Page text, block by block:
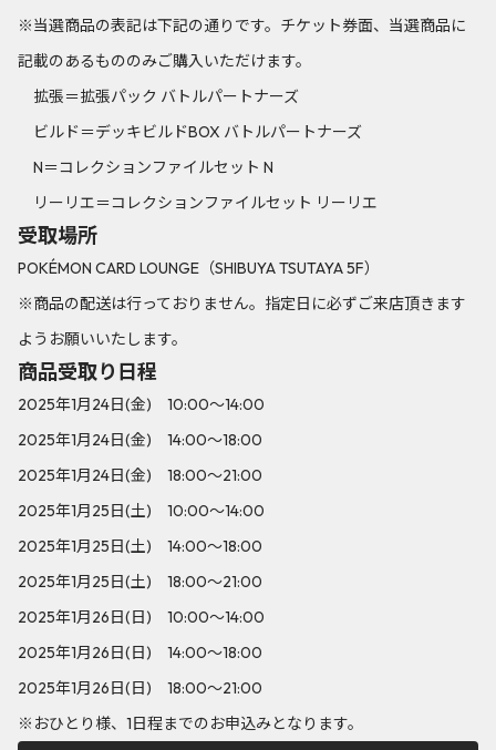
※当選商品の表記は下記の通りです。チケット券面、当選商品に
記載のあるもののみご購入いただけます。
拡張＝拡張パック バトルパートナーズ
ビルド＝デッキビルドBOX バトルパートナーズ
N＝コレクションファイルセット N
リーリエ＝コレクションファイルセット リーリエ
受取場所
POKÉMON CARD LOUNGE（SHIBUYA TSUTAYA 5F）
※商品の配送は行っておりません。指定日に必ずご来店頂きます
ようお願いいたします。
商品受取り日程
2025年1月24日(金) 10:00～14:00
2025年1月24日(金) 14:00～18:00
2025年1月24日(金) 18:00～21:00
2025年1月25日(土) 10:00～14:00
2025年1月25日(土) 14:00～18:00
2025年1月25日(土) 18:00～21:00
2025年1月26日(日) 10:00～14:00
2025年1月26日(日) 14:00～18:00
2025年1月26日(日) 18:00～21:00
※おひとり様、1日程までのお申込みとなります。